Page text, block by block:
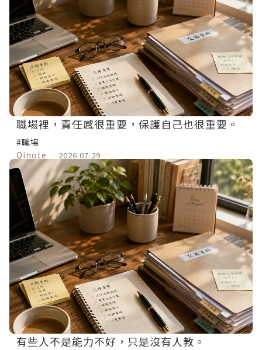
職場裡，責任感很重要，保護自己也很重要。
#職場
Qinote
2026.07.29
有些人不是能力不好，只是沒有人教。